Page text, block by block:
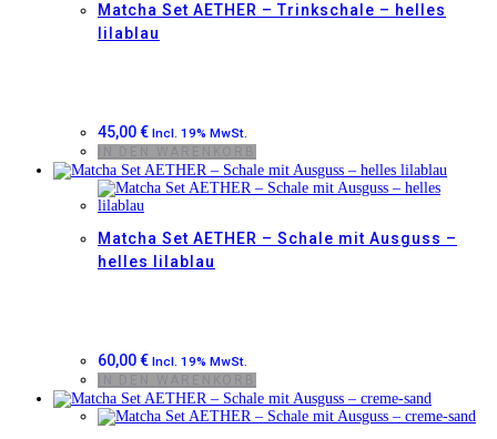
Matcha Set AETHER – Trinkschale – helles
lilablau
45,00€ Incl. 19% MwSt.
Matcha Set AETHER – Schale mit Ausguss –
helles lilablau
60,00€ Incl. 19% MwSt.